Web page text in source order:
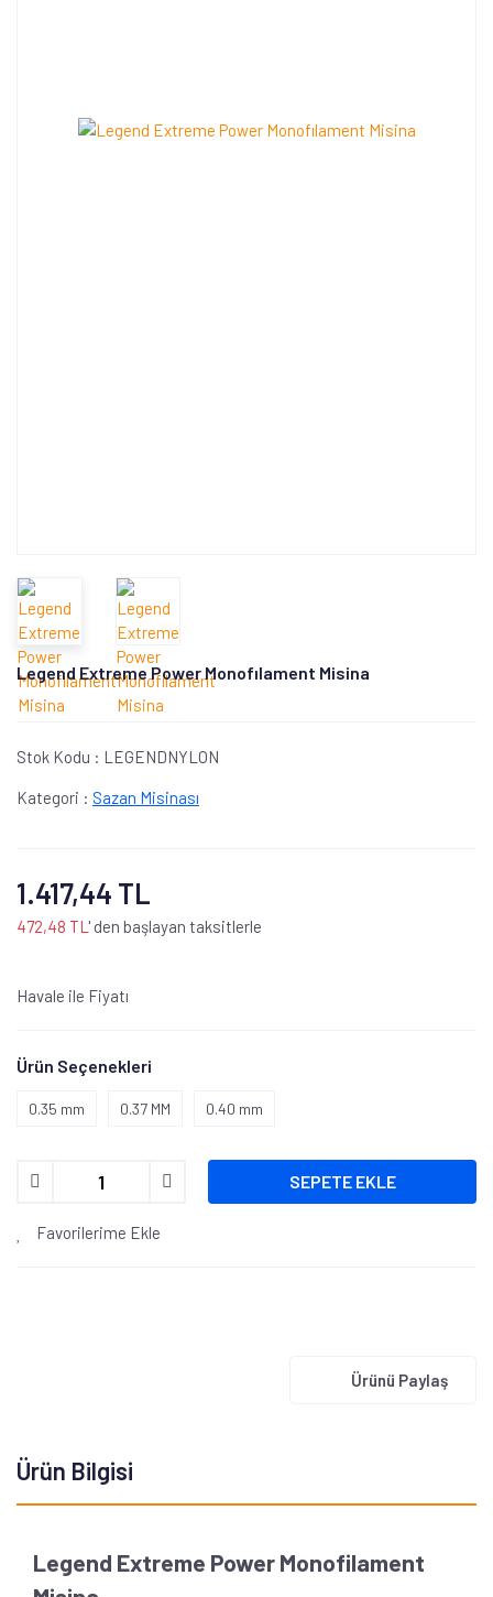
Legend Extreme Power Monofılament Misina
Stok Kodu : LEGENDNYLON
Kategori : Sazan Misinası
1.417,44 TL
472,48 TL ' den başlayan taksitlerle
Havale ile Fiyatı
Ürün Seçenekleri
0.35 mm 0.37 MM 0.40 mm
SEPETE EKLE
Favorilerime Ekle
Ürünü Paylaş
Ürün Bilgisi
Legend Extreme Power Monofilament